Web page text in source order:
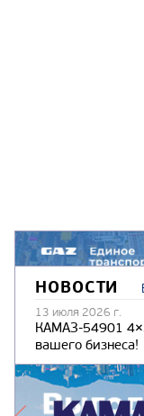
НОВОСТИ
13 июля 2026 г.
КАМАЗ-54901
вашего бизнеса!